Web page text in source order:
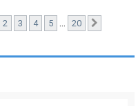
sur20
2 3 4 5 … 20